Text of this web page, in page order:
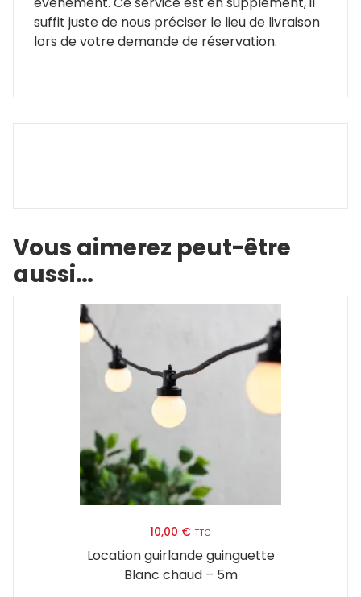
suffit juste de nous préciser le lieu de livraison
lors de votre demande de réservation.
Vous aimerez peut-être
aussi…
10,00 € TTC
Location guirlande guinguette
Blanc chaud – 5m